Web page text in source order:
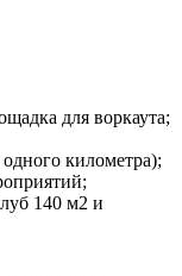
для воркаута;
одного километра);
140 м2 и